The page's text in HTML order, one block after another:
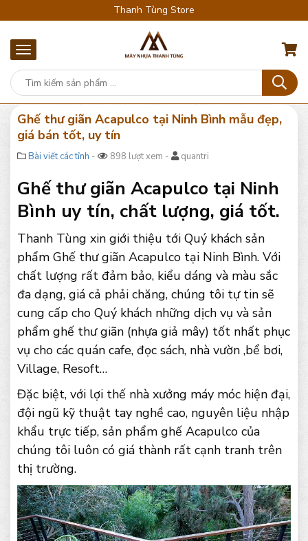
Thanh Tùng Store
Ghế thư giãn Acapulco tại Ninh Bình mẫu đẹp,
giá bán tốt, uy tín
Bài viết các tỉnh - 898 lượt xem - quantri
Ghế thư giãn Acapulco tại Ninh
Bình uy tín, chất lượng, giá tốt.
Thanh Tùng xin giới thiệu tới Quý khách sản
phẩm Ghế thư giãn Acapulco tại Ninh Bình. Với
chất lượng rất đảm bảo, kiểu dáng và màu sắc
đa dạng, giá cả phải chăng, chúng tôi tự tin sẽ
cung cấp cho Quý khách những dịch vụ và sản
phẩm ghế thư giãn (nhựa giả mây) tốt nhất phục
vụ cho các quán cafe, đọc sách, nhà vườn ,bể bơi,
Village, Resoft…
Đặc biệt, với lợi thế nhà xưởng máy móc hiện đại,
đội ngũ kỹ thuật tay nghề cao, nguyên liệu nhập
khẩu trực tiếp, sản phẩm ghế Acapulco của
chúng tôi luôn có giá thành rất cạnh tranh trên
thị trường.